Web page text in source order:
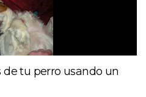
tu perro usando un